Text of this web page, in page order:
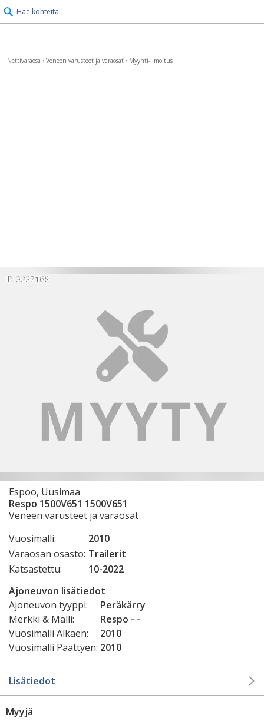
Hae kohteita
Nettivaraosa › Veneen varusteet ja varaosat › Myynti-ilmoitus
ID 3237168
Espoo, Uusimaa
Respo 1500V651 1500V651
Veneen varusteet ja varaosat
Vuosimalli:
2010
Varaosan osasto: Trailerit
Katsastettu:
10-2022
Ajoneuvon lisätiedot
Ajoneuvon tyyppi:
Peräkärry
Merkki & Malli:
Respo - -
Vuosimalli Alkaen:
2010
Vuosimalli Päättyen: 2010
Lisätiedot
Myyjä